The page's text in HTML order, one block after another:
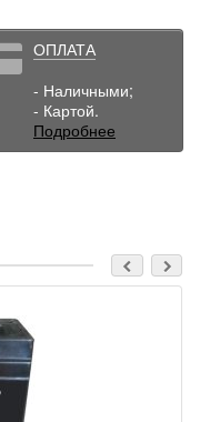
ОПЛАТА
- Наличными;
- Картой.
Подробнее